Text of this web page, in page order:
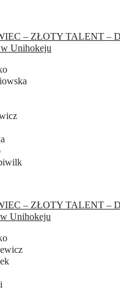
– ZŁOTY TALENT –
Unihokeju
– ZŁOTY TALENT –
Unihokeju